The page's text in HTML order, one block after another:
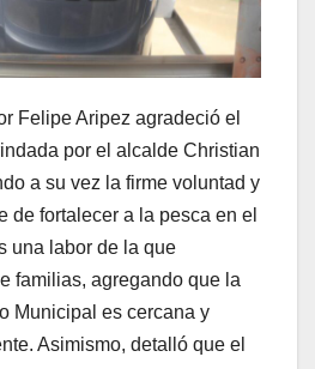
Felipe Aripez agradeció el
por el alcalde Christian
a su vez la firme voluntad y
de fortalecer a la pesca en el
una labor de la que
familias, agregando que la
Municipal es cercana y
Asimismo, detalló que el